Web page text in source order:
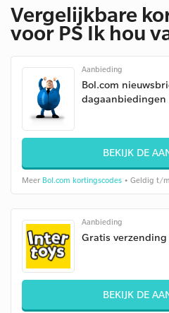
Vergelijkbare
voor PS Ik hou
Aanbieding
Bol.com
BEKIJK DE
Meer Bol.com kortingscodes • Geldig t/
Aanbieding
Gratis
BEKIJK DE